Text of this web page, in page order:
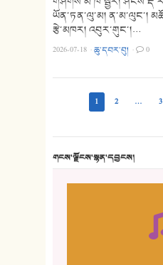
ཡོན་ཏན་ལུ་མ། ན་མ་ལུང་།
རྩེ་མཁར། འབུར་གུང་།…
2026-07-18 ·ཆུ་དབར་བུ། · 0
1 2 …
གངས་ལྗོངས་སྙན་དབྱངས།